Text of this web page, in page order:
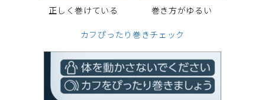
正しく巻けている 巻き方がゆるい
カフぴったり巻きチェック